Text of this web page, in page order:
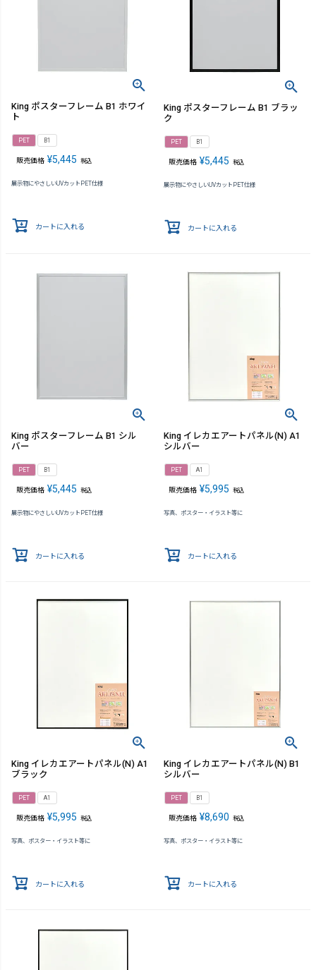
King ポスターフレーム B1 ホワイ
ト
PET B1
販売価格 ¥5,445 税込
展示物にやさしいUVカットPET仕様
カートに入れる
King ポスターフレーム B1 ブラッ
ク
PET B1
販売価格 ¥5,445 税込
展示物にやさしいUVカットPET仕様
カートに入れる
King ポスターフレーム B1 シル
バー
PET B1
販売価格 ¥5,445 税込
展示物にやさしいUVカットPET仕様
カートに入れる
King イレカエアートパネル(N) A1
シルバー
PET A1
販売価格 ¥5,995 税込
写真、ポスター・イラスト等に
カートに入れる
King イレカエアートパネル(N) A1
ブラック
PET A1
販売価格 ¥5,995 税込
写真、ポスター・イラスト等に
カートに入れる
King イレカエアートパネル(N) B1
シルバー
PET B1
販売価格 ¥8,690 税込
写真、ポスター・イラスト等に
カートに入れる